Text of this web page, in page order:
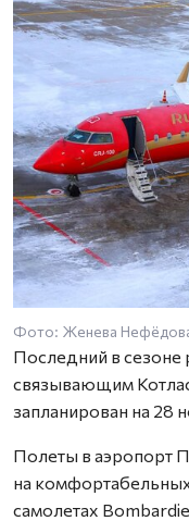
Фото: Женева
Последний в сезоне
связывающим
запланирован на 28
Полеты в аэропорт
на
самолетах